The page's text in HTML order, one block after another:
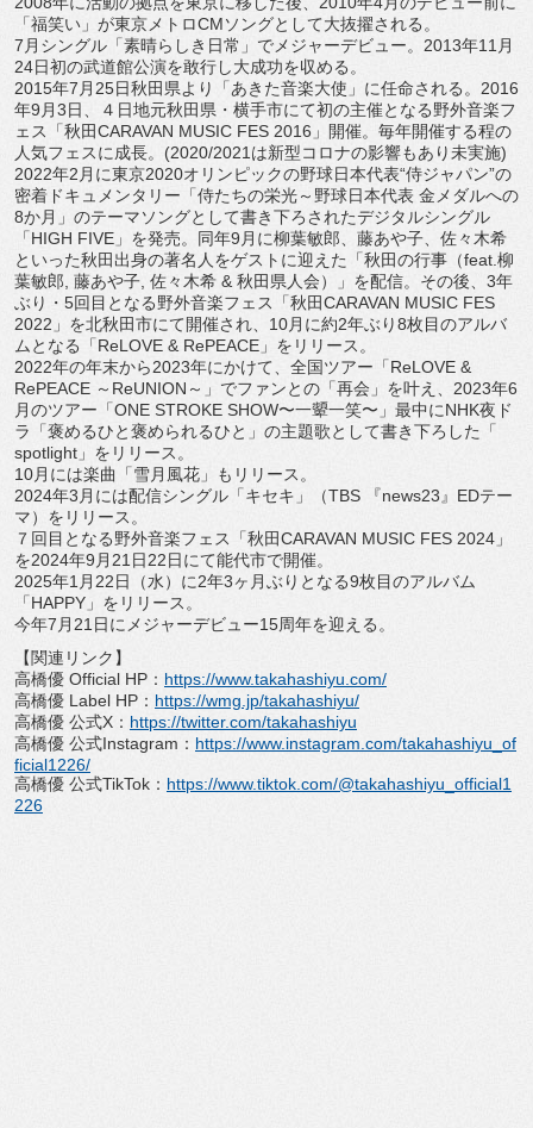
「福笑い」 が東京メトロCMソングとして大抜擢される。
7月シングル「素晴らしき日常」でメジャーデビュー。 2013年11月
24日初の武道館公演を敢行し大成功を収める。
2015年7月25日秋田県より「あきた音楽大使」 に任命される。2016
年9月3日、４日地元秋田県・ 横手市にて初の主催となる野外音楽フ
ェス「秋田CARAVAN MUSIC FES 2016」開催。毎年開催する程の
人気フェスに成長。(2020/2021は新型コロナの影響もあり未実施)
2022年2月に東京2020オリンピックの野球日本代表“侍ジャパン”の
密着ドキュメンタリー「侍たちの栄光～ 野球日本代表 金メダルへの
8か月」 のテーマソングとして書き下ろされたデジタルシングル
「HIGH FIVE」を発売。同年9月に柳葉敏郎、藤あや子、 佐々木希
といった秋田出身の著名人をゲストに迎えた「秋田の行事（feat.柳
葉敏郎, 藤あや子, 佐々木希 & 秋田県人会）」を配信。その後、3年
ぶり・ 5回目となる野外音楽フェス「秋田CARAVAN MUSIC FES
2022」を北秋田市にて開催され、 10月に約2年ぶり8枚目のアルバ
ムとなる「ReLOVE & RePEACE」をリリース。
2022年の年末から2023年にかけて、全国ツアー「ReLOVE &
RePEACE ～ReUNION～」でファンとの「再会」を叶え、 2023年6
月のツアー「ONE STROKE SHOW〜一顰一笑〜」最中にNHK夜ド
ラ「褒めるひと褒められるひと」の主題歌として書き下ろした「
spotlight」をリリース。
10月には楽曲「雪月風花」もリリース。
2024年3月には配信シングル「キセキ」（TBS 『news23』EDテー
マ）をリリース。
７回目となる野外音楽フェス「秋田CARAVAN MUSIC FES 2024」
を2024年9月21日22日にて能代市で開催。
2025年1月22日（水） に2年3ヶ月ぶりとなる9枚目のアルバム
「HAPPY」 をリリース。
今年7月21日にメジャーデビュー15周年を迎える。
【関連リンク】
高橋優 Official HP： https://www.takahashiyu. com/
高橋優 Label HP： https://wmg.jp/takahashiyu/
高橋優 公式X： https://twitter.com/takahashiyu
高橋優 公式Instagram： https://www. instagram.com/takahashiyu_ of
ficial1226/
高橋優 公式TikTok： https://www.tiktok. com/@takahashiyu_official1
226